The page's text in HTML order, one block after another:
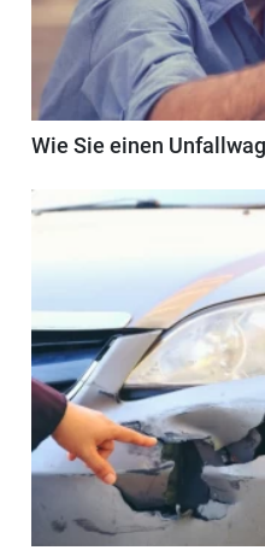
Wie Sie einen